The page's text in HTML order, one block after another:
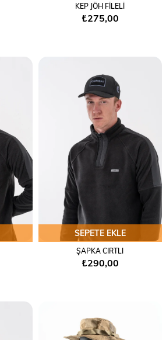
KEP JÖH FİLELİ
₺275,00
SEPETE EKLE
ŞAPKA CIRTLI
₺290,00